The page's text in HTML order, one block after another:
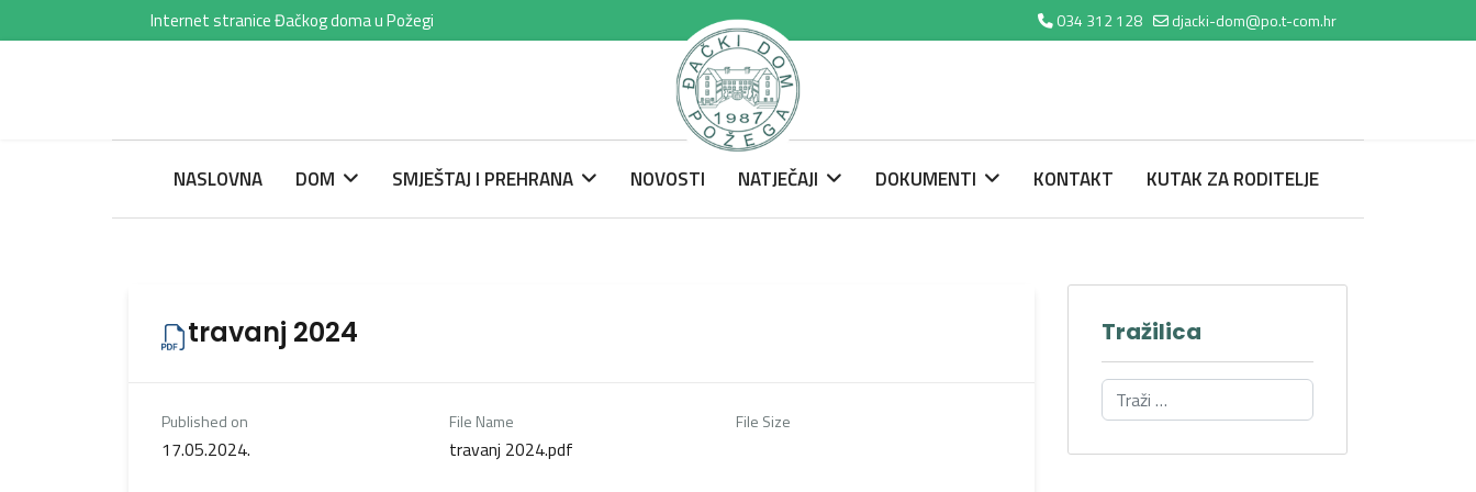
Internet stranice Đačkog doma u Požegi 034 312 128 djacki-dom@po.t-com.hr
NASLOVNA DOM SMJEŠTAJ I PREHRANA NOVOSTI NATJEČAJI DOKUMENTI KONTAKT KUTAK ZA RODITELJE
travanj 2024
Published on
17.05.2024.
File Name
travanj 2024.pdf
File Size
Tražilica